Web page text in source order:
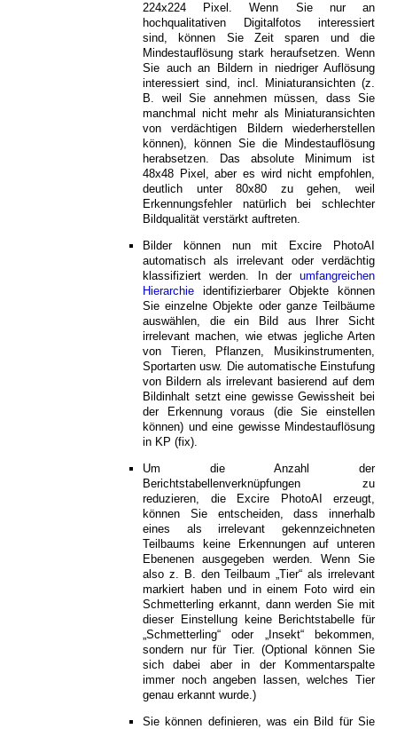
224x224 Pixel. Wenn Sie nur an
hochqualitativen Digitalfotos interessiert
sind, können Sie Zeit sparen und die
Mindestauflösung stark heraufsetzen. Wenn
Sie auch an Bildern in niedriger Auflösung
interessiert sind, incl. Miniaturansichten (z.
B. weil Sie annehmen müssen, dass Sie
manchmal nicht mehr als Miniaturansichten
von verdächtigen Bildern wiederherstellen
können), können Sie die Mindestauflösung
herabsetzen. Das absolute Minimum ist
48x48 Pixel, aber es wird nicht empfohlen,
deutlich unter 80x80 zu gehen, weil
Erkennungsfehler natürlich bei schlechter
Bildqualität verstärkt auftreten.
Bilder können nun mit Excire PhotoAI
automatisch als irrelevant oder verdächtig
klassifiziert werden. In der umfangreichen
Hierarchie identifizierbarer Objekte können
Sie einzelne Objekte oder ganze Teilbäume
auswählen, die ein Bild aus Ihrer Sicht
irrelevant machen, wie etwas jegliche Arten
von Tieren, Pflanzen, Musikinstrumenten,
Sportarten usw. Die automatische Einstufung
von Bildern als irrelevant basierend auf dem
Bildinhalt setzt eine gewisse Gewissheit bei
der Erkennung voraus (die Sie einstellen
können) und eine gewisse Mindestauflösung
in KP (fix).
Um die Anzahl der
Berichtstabellenverknüpfungen zu
reduzieren, die Excire PhotoAI erzeugt,
können Sie entscheiden, dass innerhalb
eines als irrelevant gekennzeichneten
Teilbaums keine Erkennungen auf unteren
Ebenenen ausgegeben werden. Wenn Sie
also z. B. den Teilbaum „Tier“ als irrelevant
markiert haben und in einem Foto wird ein
Schmetterling erkannt, dann werden Sie mit
dieser Einstellung keine Berichtstabelle für
„Schmetterling“ oder „Insekt“ bekommen,
sondern nur für Tier. (Optional können Sie
sich dabei aber in der Kommentarspalte
immer noch angeben lassen, welches Tier
genau erkannt wurde.)
Sie können definieren, was ein Bild für Sie